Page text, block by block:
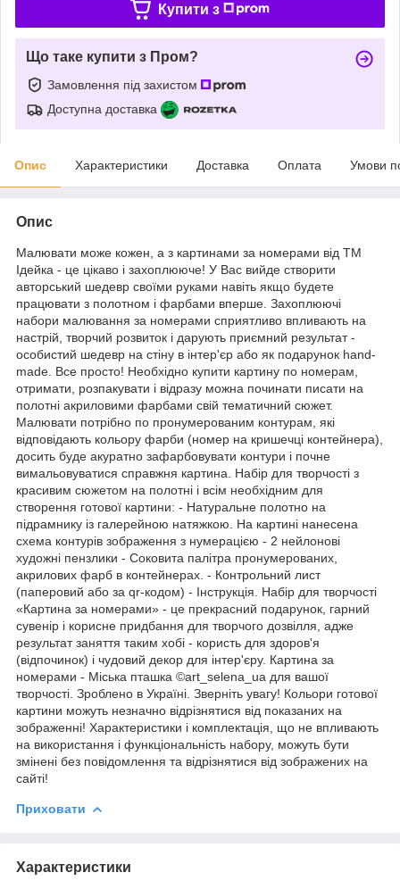
Купити з
Що таке купити з Пром?
Замовлення під захистом
Доступна доставка
Опис Характеристики Доставка Оплата Умови
Опис
Малювати може кожен, а з картинами за номерами від ТМ
Ідейка - це цікаво і захоплююче! У Вас вийде створити
авторський шедевр своїми руками навіть якщо будете
працювати з полотном і фарбами вперше. Захоплюючі
набори малювання за номерами сприятливо впливають на
настрій, творчий розвиток і дарують приємний результат -
особистий шедевр на стіну в інтер'єр або як подарунок hand-
made. Все просто! Необхідно купити картину по номерам,
отримати, розпакувати і відразу можна починати писати на
полотні акриловими фарбами свій тематичний сюжет.
Малювати потрібно по пронумерованим контурам, які
відповідають кольору фарби (номер на кришечці контейнера),
досить буде акуратно зафарбовувати контури і почне
вимальовуватися справжня картина. Набір для творчості з
красивим сюжетом на полотні і всім необхідним для
створення готової картини: - Натуральне полотно на
підрамнику із галерейною натяжкою. На картині нанесена
схема контурів зображення з нумерацією - 2 нейлонові
художні пензлики - Соковита палітра пронумерованих,
акрилових фарб в контейнерах. - Контрольний лист
(паперовий або за qr-кодом) - Інструкція. Набір для творчості
«Картина за номерами» - це прекрасний подарунок, гарний
сувенір і корисне придбання для творчого дозвілля, адже
результат заняття таким хобі - користь для здоров'я
(відпочинок) і чудовий декор для інтер'єру. Картина за
номерами - Міська пташка ©art_selena_ua для вашої
творчості. Зроблено в Україні. Зверніть увагу! Кольори готової
картини можуть незначно відрізнятися від показаних на
зображенні! Характеристики і комплектація, що не впливають
на використання і функціональність набору, можуть бути
змінені без повідомлення та відрізнятися від зображених на
сайті!
Приховати
Характеристики